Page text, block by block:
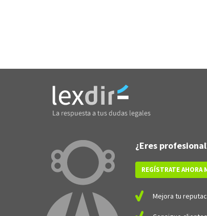
¿Eres
REGÍSTRATE AHORA
Mejora tu